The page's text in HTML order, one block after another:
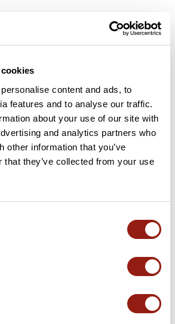
content and ads, to
features and to analyse our traffic.
about your use of our site with
and analytics partners who
other information that you’ve
that they’ve collected from your use
le premier à ajouter un avis !
emprunte 78,7 km de routes. Il
cumulée de plus de 1080m. Prévoyez